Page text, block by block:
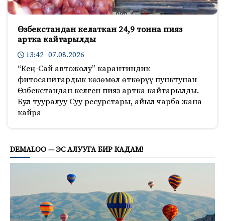
Өзбекстандан келаткан 24,9 тонна пияз
артка кайтарылды
13:42 07.08.2026
“Кең-Сай автожолу” карантиндик
фитосанитардык көзөмөл өткөрүү пунктунан
Өзбекстандан келген пияз артка кайтарылды.
Бул тууралуу Суу ресурстары, айыл чарба жана
кайра
DEMALOO — ЭС АЛУУГА БИР КАДАМ!